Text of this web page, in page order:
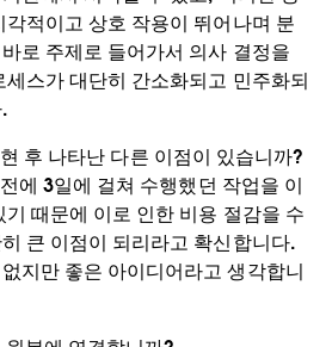
적이고 상호 작용이 뛰어나며 분
로 주제로 들어가서 의사 결정을
스가 대단히 간소화되고 민주화되
후 나타난 다른 이점이 있습니까?
에 3일에 걸쳐 수행했던 작업을 이
때문에 이로 인한 비용 절감을 수
큰 이점이 되리라고 확신합니다.
지만 좋은 아이디어라고 생각합니